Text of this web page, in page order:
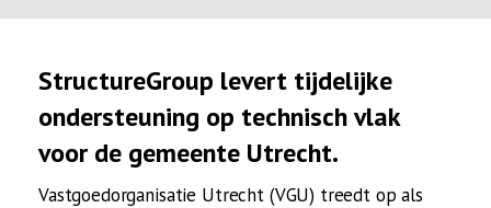
StructureGroup levert tijdelijke
ondersteuning op technisch vlak
voor de gemeente Utrecht.
Vastgoedorganisatie Utrecht (VGU) treedt op als